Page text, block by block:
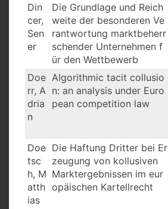
Din
cer,
Sen
er
Die Grundlage und Reich
weite der besonderen Ve
rantwortung marktbeherr
schender Unternehmen f
ür den Wettbewerb
Doe
rr, A
dria
n
Algorithmic tacit collusio
n: an analysis under Euro
pean competition law
Doe
tsc
h, M
atth
ias
Die Haftung Dritter bei Er
zeugung von kollusiven
Marktergebnissen im eur
opäischen Kartellrecht